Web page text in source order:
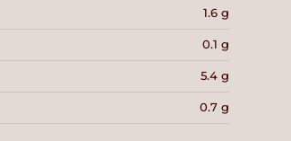
1.6 g
0.1 g
5.4 g
0.7 g